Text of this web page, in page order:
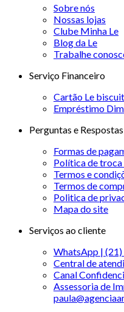
Sobre nós
Nossas lojas
Clube Minha Le
Blog da Le
Trabalhe
Serviço Financeiro
Cartão Le biscuit
Empréstimo
Perguntas e Respostas
Formas de
Política de troca
Termos e
Termos de
Politica de
Mapa do site
Serviços ao cliente
WhatsApp |
Central de
Canal
Assessoria de